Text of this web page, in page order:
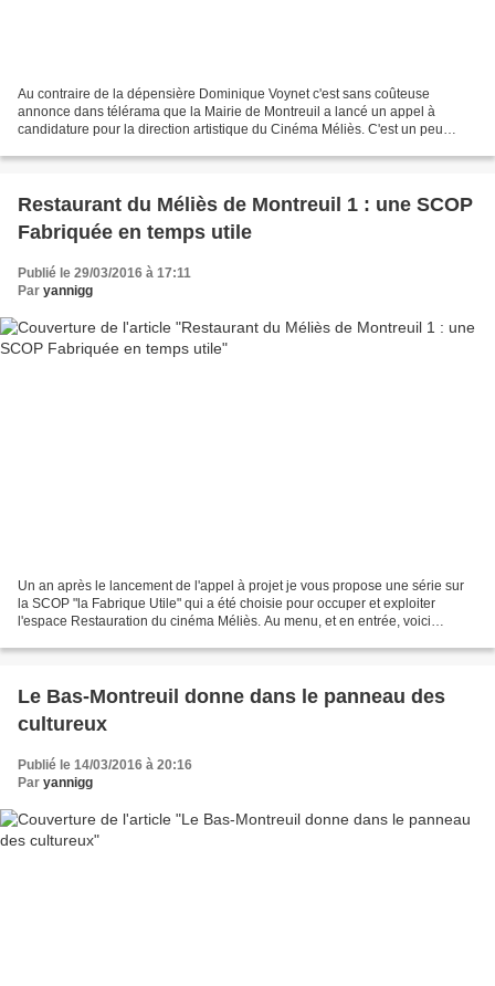
Au contraire de la dépensière Dominique Voynet c'est sans coûteuse
annonce dans télérama que la Mairie de Montreuil a lancé un appel à
candidature pour la direction artistique du Cinéma Méliès. C'est un peu
Restaurant du Méliès de Montreuil 1 : une SCOP
Fabriquée en temps utile
Publié le 29/03/2016 à 17:11
Par yannigg
Un an après le lancement de l'appel à projet je vous propose une série sur
la SCOP "la Fabrique Utile" qui a été choisie pour occuper et exploiter
l'espace Restauration du cinéma Méliès. Au menu, et en entrée, voici
Le Bas-Montreuil donne dans le panneau des
cultureux
Publié le 14/03/2016 à 20:16
Par yannigg